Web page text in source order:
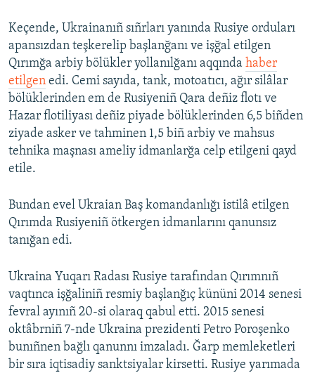
Keçende, Ukrainanıñ sıñrları yanında Rusiye orduları
apansızdan teşkerelip başlanğanı ve işğal etilgen
Qırımğa arbiy bölükler yollanılğanı aqqında haber
etilgen edi. Cemi sayıda, tank, motoatıcı, ağır silâlar
bölüklerinden em de Rusiyeniñ Qara deñiz flotı ve
Hazar flotiliyası deñiz piyade bölüklerinden 6,5 biñden
ziyade asker ve tahminen 1,5 biñ arbiy ve mahsus
tehnika maşnası ameliy idmanlarğa celp etilgeni qayd
etile.
Bundan evel Ukraian Baş komandanlığı istilâ etilgen
Qırımda Rusiyeniñ ötkergen idmanlarını qanunsız
tanığan edi.
Ukraina Yuqarı Radası Rusiye tarafından Qırımnıñ
vaqtınca işğaliniñ resmiy başlanğıç kününi 2014 senesi
fevral ayınıñ 20-si olaraq qabul etti. 2015 senesi
oktâbrniñ 7-nde Ukraina prezidenti Petro Poroşenko
bunıñnen bağlı qanunnı imzaladı. Ğarp memleketleri
bir sıra iqtisadiy sanktsiyalar kirsetti. Rusiye yarımada